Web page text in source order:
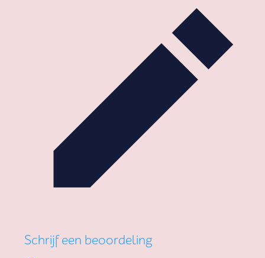
Schrijf een beoordeling